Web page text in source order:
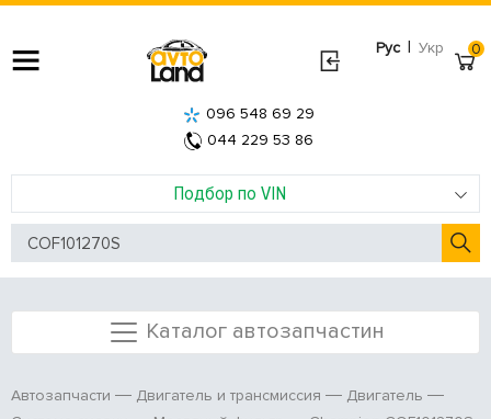
Рус | Укр
Подбор по VIN
096 548 69 29
044 229 53 86
0
Каталог автозапчастин
Автозапчасти Двигатель и трансмиссия
Двигатель